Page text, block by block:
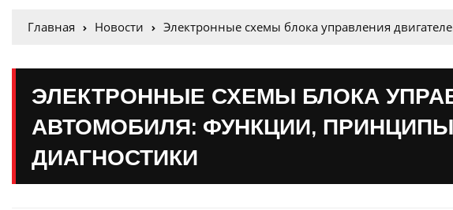
Главная Новости Электронные схемы блока управления
ЭЛЕКТРОННЫЕ СХЕМЫ БЛОКА
АВТОМОБИЛЯ: ФУНКЦИИ,
ДИАГНОСТИКИ